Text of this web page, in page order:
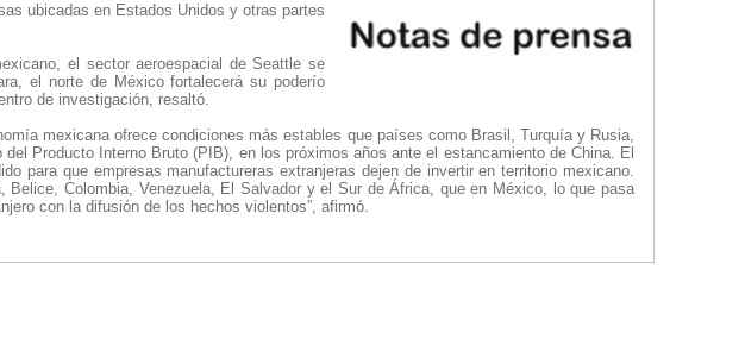
ubicadas en Estados Unidos y otras partes
el sector aeroespacial de Seattle se
el norte de México fortalecerá su poderío
de investigación, resaltó.
mexicana ofrece condiciones más estables que países como Brasil, Turquía y Rusia,
Producto Interno Bruto (PIB), en los próximos años ante el estancamiento de China. El
para que empresas manufactureras extranjeras dejen de invertir en territorio mexicano.
Colombia, Venezuela, El Salvador y el Sur de África, que en México, lo que pasa
con la difusión de los hechos violentos”, afirmó.